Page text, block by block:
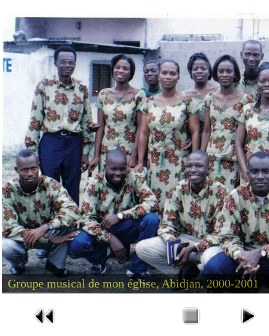
Groupe musical de mon église, Abidjan, 2000-2001